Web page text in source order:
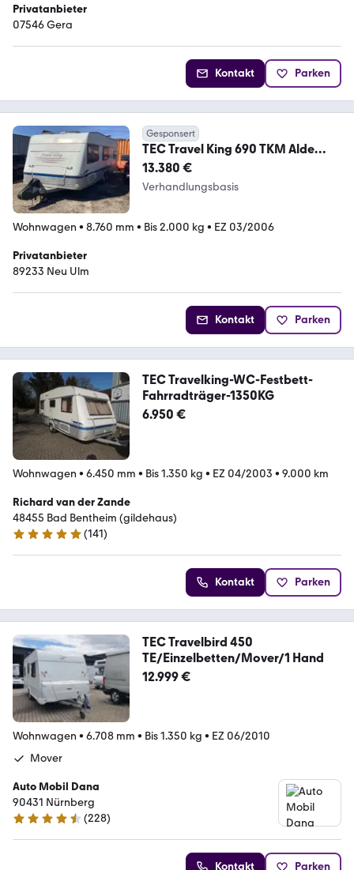
Privatanbieter
07546 Gera
Kontakt Parken
Gesponsert
TEC Travel King 690 TKM Alde
Therme
13.380 €
Verhandlungsbasis
Wohnwagen • 8.760 mm • Bis 2.000 kg • EZ 03/2006
Privatanbieter
89233 Neu Ulm
Kontakt Parken
TEC Travelking-WC-Festbett-
Fahrradträger-1350KG
6.950 €
Wohnwagen • 6.450 mm • Bis 1.350 kg • EZ 04/2003 • 9.000 km
Richard van der Zande
48455 Bad Bentheim (gildehaus)
5 Sterne
(141)
Kontakt Parken
TEC Travelbird 450
TE/Einzelbetten/Mover/1 Hand
12.999 €
Wohnwagen • 6.708 mm • Bis 1.350 kg • EZ 06/2010
Mover
Auto Mobil Dana
90431 Nürnberg
4.7 Sterne
(228)
Kontakt Parken